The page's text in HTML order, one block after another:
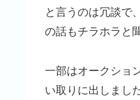
と言うのは冗談で
の話もチラホラと
一部はオークショ
い取りに出しました